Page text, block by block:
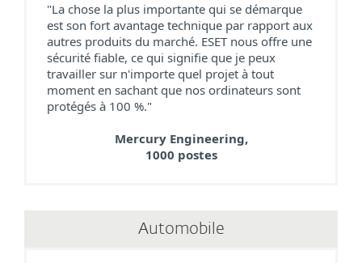
"La chose la plus importante qui se démarque
est son fort avantage technique par rapport aux
autres produits du marché. ESET nous offre une
sécurité fiable, ce qui signifie que je peux
travailler sur n'importe quel projet à tout
moment en sachant que nos ordinateurs sont
protégés à 100 %."
Mercury Engineering,
1000 postes
Automobile